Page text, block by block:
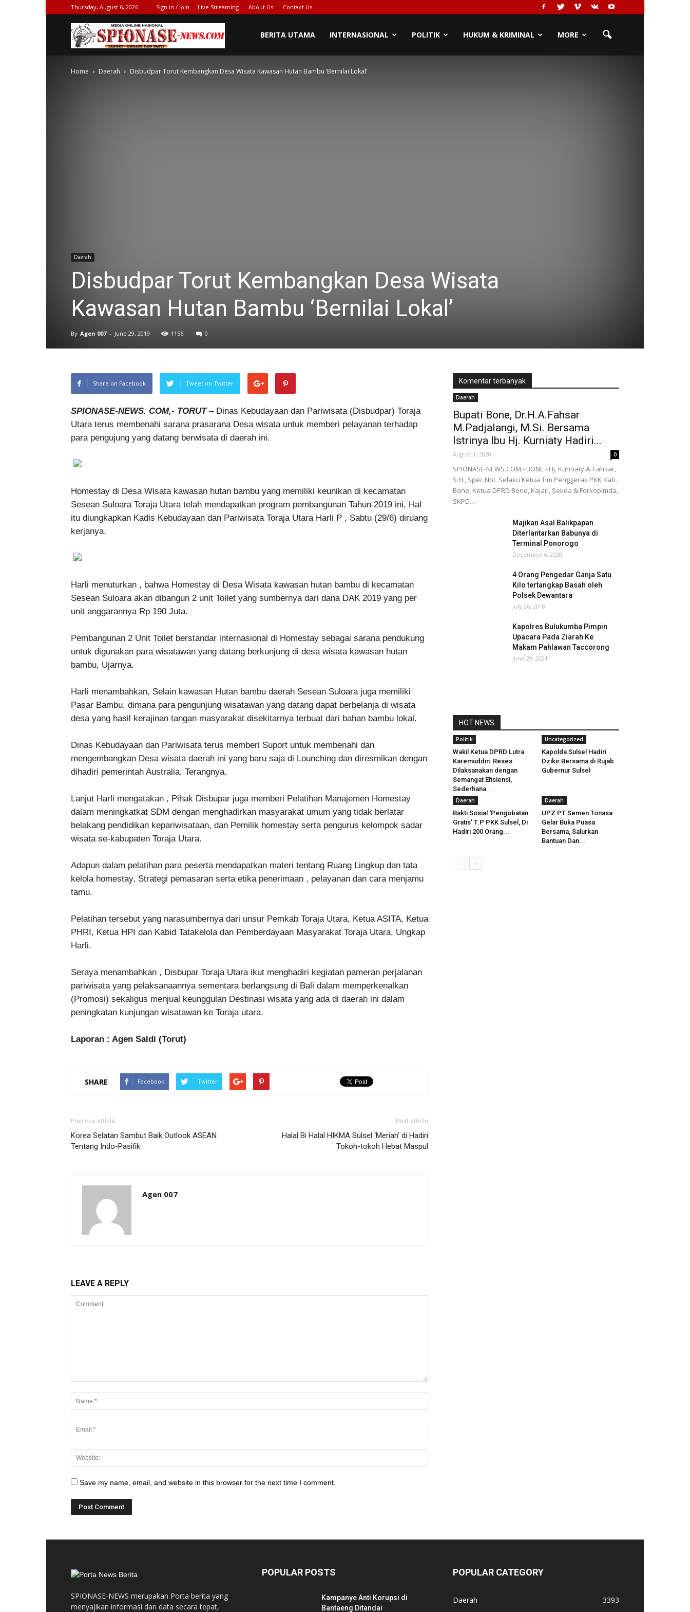
Thursday, August 6, 2026 Sign in / Join Live Streaming About Us Contact Us
SPIONASE-
NEWS[DOT]COM
BERITA UTAMA INTERNASIONAL POLITIK HUKUM & KRIMINAL MORE
Home Daerah Disbudpar Torut Kembangkan Desa Wisata Kawasan Hutan Bambu ‘Bernilai Lokal’
Daerah
Disbudpar Torut Kembangkan Desa Wisata
Kawasan Hutan Bambu ‘Bernilai Lokal’
By Agen 007 - June 29, 2019 1156 0
Share on Facebook Tweet on Twitter
SPIONASE-NEWS. COM,- TORUT– Dinas Kebudayaan dan Pariwisata (Disbudpar) Toraja
Utara terus membenahi sarana prasarana Desa wisata untuk memberi pelayanan terhadap
para pengujung yang datang berwisata di daerah ini.
Homestay di Desa Wisata kawasan hutan bambu yang memiliki keunikan di kecamatan
Sesean Suloara Toraja Utara telah mendapatkan program pembangunan Tahun 2019 ini, Hal
itu diungkapkan Kadis Kebudayaan dan Pariwisata Toraja Utara Harli P , Sabtu (29/6) diruang
kerjanya.
Harli menuturkan , bahwa Homestay di Desa Wisata kawasan hutan bambu di kecamatan
Sesean Suloara akan dibangun 2 unit Toilet yang sumbernya dari dana DAK 2019 yang per
unit anggarannya Rp 190 Juta.
Pembangunan 2 Unit Toilet berstandar internasional di Homestay sebagai sarana pendukung
untuk digunakan para wisatawan yang datang berkunjung di desa wisata kawasan hutan
bambu, Ujarnya.
Harli menambahkan, Selain kawasan Hutan bambu daerah Sesean Suloara juga memiliki
Pasar Bambu, dimana para pengunjung wisatawan yang datang dapat berbelanja di wisata
desa yang hasil kerajinan tangan masyarakat disekitarnya terbuat dari bahan bambu lokal.
Dinas Kebudayaan dan Pariwisata terus memberi Suport untuk membenahi dan
mengembangkan Desa wisata daerah ini yang baru saja di Lounching dan diresmikan dengan
dihadiri pemerintah Australia, Terangnya.
Lanjut Harli mengatakan , Pihak Disbupar juga memberi Pelatihan Manajemen Homestay
dalam meningkatkat SDM dengan menghadirkan masyarakat umum yang tidak berlatar
belakang pendidikan kepariwisataan, dan Pemilik homestay serta pengurus kelompok sadar
wisata se-kabupaten Toraja Utara.
Adapun dalam pelatihan para peserta mendapatkan materi tentang Ruang Lingkup dan tata
kelola homestay, Strategi pemasaran serta etika penerimaan , pelayanan dan cara menjamu
tamu.
Pelatihan tersebut yang narasumbernya dari unsur Pemkab Toraja Utara, Ketua ASITA, Ketua
PHRI, Ketua HPI dan Kabid Tatakelola dan Pemberdayaan Masyarakat Toraja Utara, Ungkap
Harli.
Seraya menambahkan , Disbupar Toraja Utara ikut menghadiri kegiatan pameran perjalanan
pariwisata yang pelaksanaannya sementara berlangsung di Bali dalam memperkenalkan
(Promosi) sekaligus menjual keunggulan Destinasi wisata yang ada di daerah ini dalam
peningkatan kunjungan wisatawan ke Toraja utara.
Laporan : Agen Saldi (Torut)
SHARE Facebook Twitter
Previous article
Korea Selatan Sambut Baik Outlook ASEAN
Tentang Indo-Pasifik
Next article
Halal Bi Halal HIKMA Sulsel ‘Meriah’ di Hadiri
Tokoh-tokoh Hebat Maspul
Agen 007
LEAVE A REPLY
Save my name, email, and website in this browser for the next time I comment.
Komentar terbanyak
Daerah
Bupati Bone, Dr.H.A.Fahsar
M.Padjalangi, M.Si. Bersama
Istrinya Ibu Hj. Kurniaty Hadiri...
August 1, 2020 0
SPIONASE-NEWS.COM,- BONE - Hj. Kurniaty A. Fahsar,
S.H., Spec.Not. Selaku Ketua Tim Penggerak PKK Kab.
Bone, Ketua DPRD Bone, Kajari, Sekda & Forkopimda,
SKPD...
Majikan Asal Balikpapan
Diterlantarkan Babunya di
Terminal Ponorogo
December 6, 2020
4 Orang Pengedar Ganja Satu
Kilo tertangkap Basah oleh
Polsek Dewantara
July 26, 2018
Kapolres Bulukumba Pimpin
Upacara Pada Ziarah Ke
Makam Pahlawan Taccorong
June 29, 2021
HOT NEWS
Politik
Wakil Ketua DPRD Lutra
Karemuddin: Reses
Dilaksanakan dengan
Semangat Efisiensi,
Sederhana...
Uncategorized
Kapolda Sulsel Hadiri
Dzikir Bersama di Rujab
Gubernur Sulsel
Daerah
Bakti Sosial ‘Pengobatan
Gratis’ T.P PKK Sulsel, Di
Hadiri 200 Orang...
Daerah
UPZ PT Semen Tonasa
Gelar Buka Puasa
Bersama, Salurkan
Bantuan Dan...
SPIONASE-NEWS merupakan Porta berita yang
menyajikan informasi dan data secara tepat,
POPULAR POSTS
Kampanye Anti Korupsi di
Bantaeng Ditandai
POPULAR CATEGORY
Daerah
3393